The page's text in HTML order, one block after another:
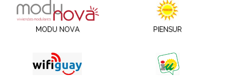
MODU NOVA PIENSUR